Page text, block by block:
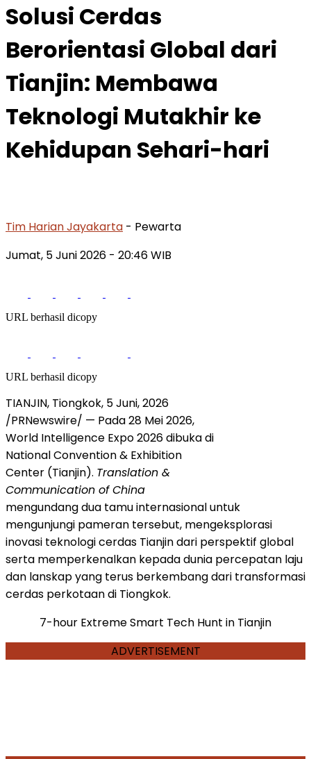
Solusi Cerdas
Berorientasi Global dari
Tianjin: Membawa
Teknologi Mutakhir ke
Kehidupan Sehari-hari
Tim Harian Jayakarta - Pewarta
Jumat, 5 Juni 2026 - 20:46 WIB
URL berhasil dicopy
URL berhasil dicopy
TIANJIN, Tiongkok, 5 Juni, 2026
/PRNewswire/ — Pada 28 Mei 2026,
World Intelligence Expo 2026 dibuka di
National Convention & Exhibition
Center (Tianjin). Translation &
Communication of China
mengundang dua tamu internasional untuk
mengunjungi pameran tersebut, mengeksplorasi
inovasi teknologi cerdas Tianjin dari perspektif global
serta memperkenalkan kepada dunia percepatan laju
dan lanskap yang terus berkembang dari transformasi
cerdas perkotaan di Tiongkok.
7-hour Extreme Smart Tech Hunt in Tianjin
ADVERTISEMENT